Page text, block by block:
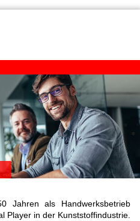
Jahren als Handwerksbetrieb
Player in der Kunststoffindustrie.